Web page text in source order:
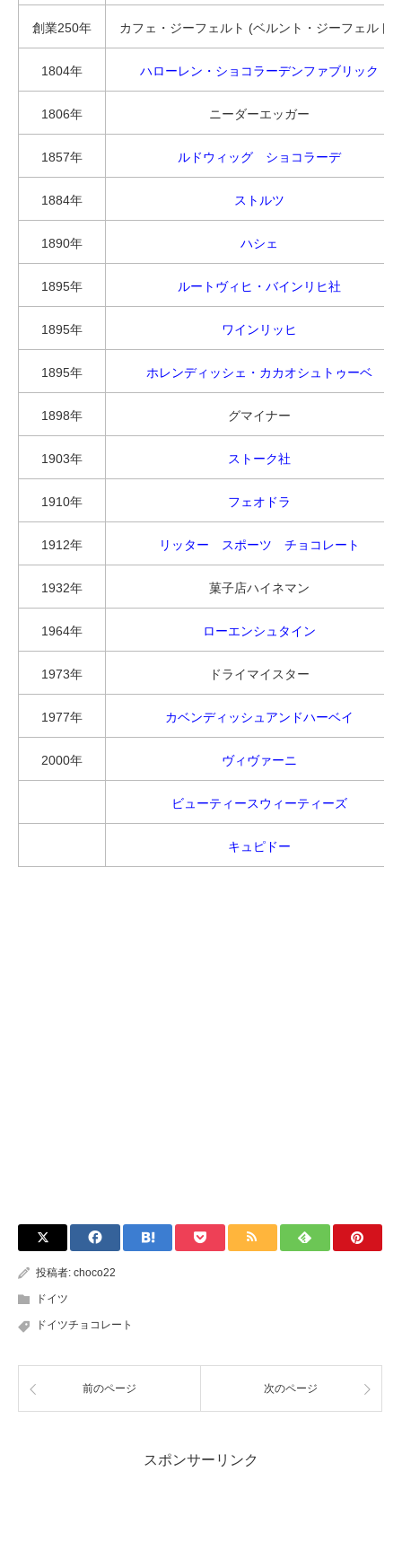
創業250年 カフェ・ジーフェルト (ベルント・ジーフェルト )
1804年 ハローレン・ショコラーデンファブリック
1806年 ニーダーエッガー
1857年 ルドウィッグ ショコラーデ
1884年 ストルツ
1890年 ハシェ
1895年 ルートヴィヒ・バインリヒ社
1895年 ワインリッヒ
1895年 ホレンディッシェ・カカオシュトゥーベ
1898年 グマイナー
1903年 ストーク社
1910年 フェオドラ
1912年 リッター スポーツ チョコレート
1932年 菓子店ハイネマン
1964年 ローエンシュタイン
1973年 ドライマイスター
1977年 カベンディッシュアンドハーベイ
2000年 ヴィヴァーニ
ビューティースウィーティーズ
キュピドー
投稿者: choco22
ドイツ
ドイツチョコレート
前のページ 次のページ
スポンサーリンク